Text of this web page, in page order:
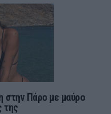
στην Πάρο με μαύρο
της